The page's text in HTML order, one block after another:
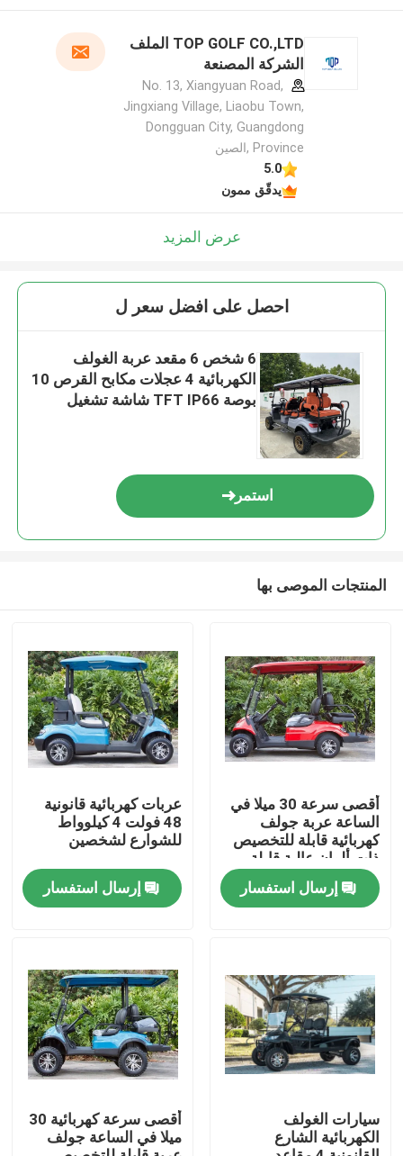
مسكن
معلومات عنا
TOP GOLF CO.,LTD الملف
الشركة المصنعة
No. 13, Xiangyuan Road,
Jingxiang Village, Liaobu Town,
Dongguan City, Guangdong
Province ,الصين
5.0
يدقّق ممون
عرض المزيد
احصل على افضل سعر ل
6 شخص 6 مقعد عربة الغولف
الكهربائية 4 عجلات مكابح القرص 10
بوصة TFT IP66 شاشة تشغيل
استمر
المنتجات الموصى بها
أقصى سرعة 30 ميلا في
الساعة عربة جولف
كهربائية قابلة للتخصيص
ذات ألوان عالية قابلة
للترقية
إرسال استفسار
عربات كهربائية قانونية
48 فولت 4 كيلوواط
للشوارع لشخصين
إرسال استفسار
سيارات الغولف
الكهربائية الشارع
أقصى سرعة كهربائية 30
ميلا في الساعة جولف